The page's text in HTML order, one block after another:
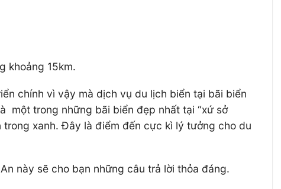
khoảng 15km.
chính vì vậy mà dịch vụ du lịch biển tại bãi biển
một trong những bãi biển đẹp nhất tại “xứ sở
xanh. Đây là điểm đến cực kì lý tưởng cho du
này sẽ cho bạn những câu trả lời thỏa đáng.